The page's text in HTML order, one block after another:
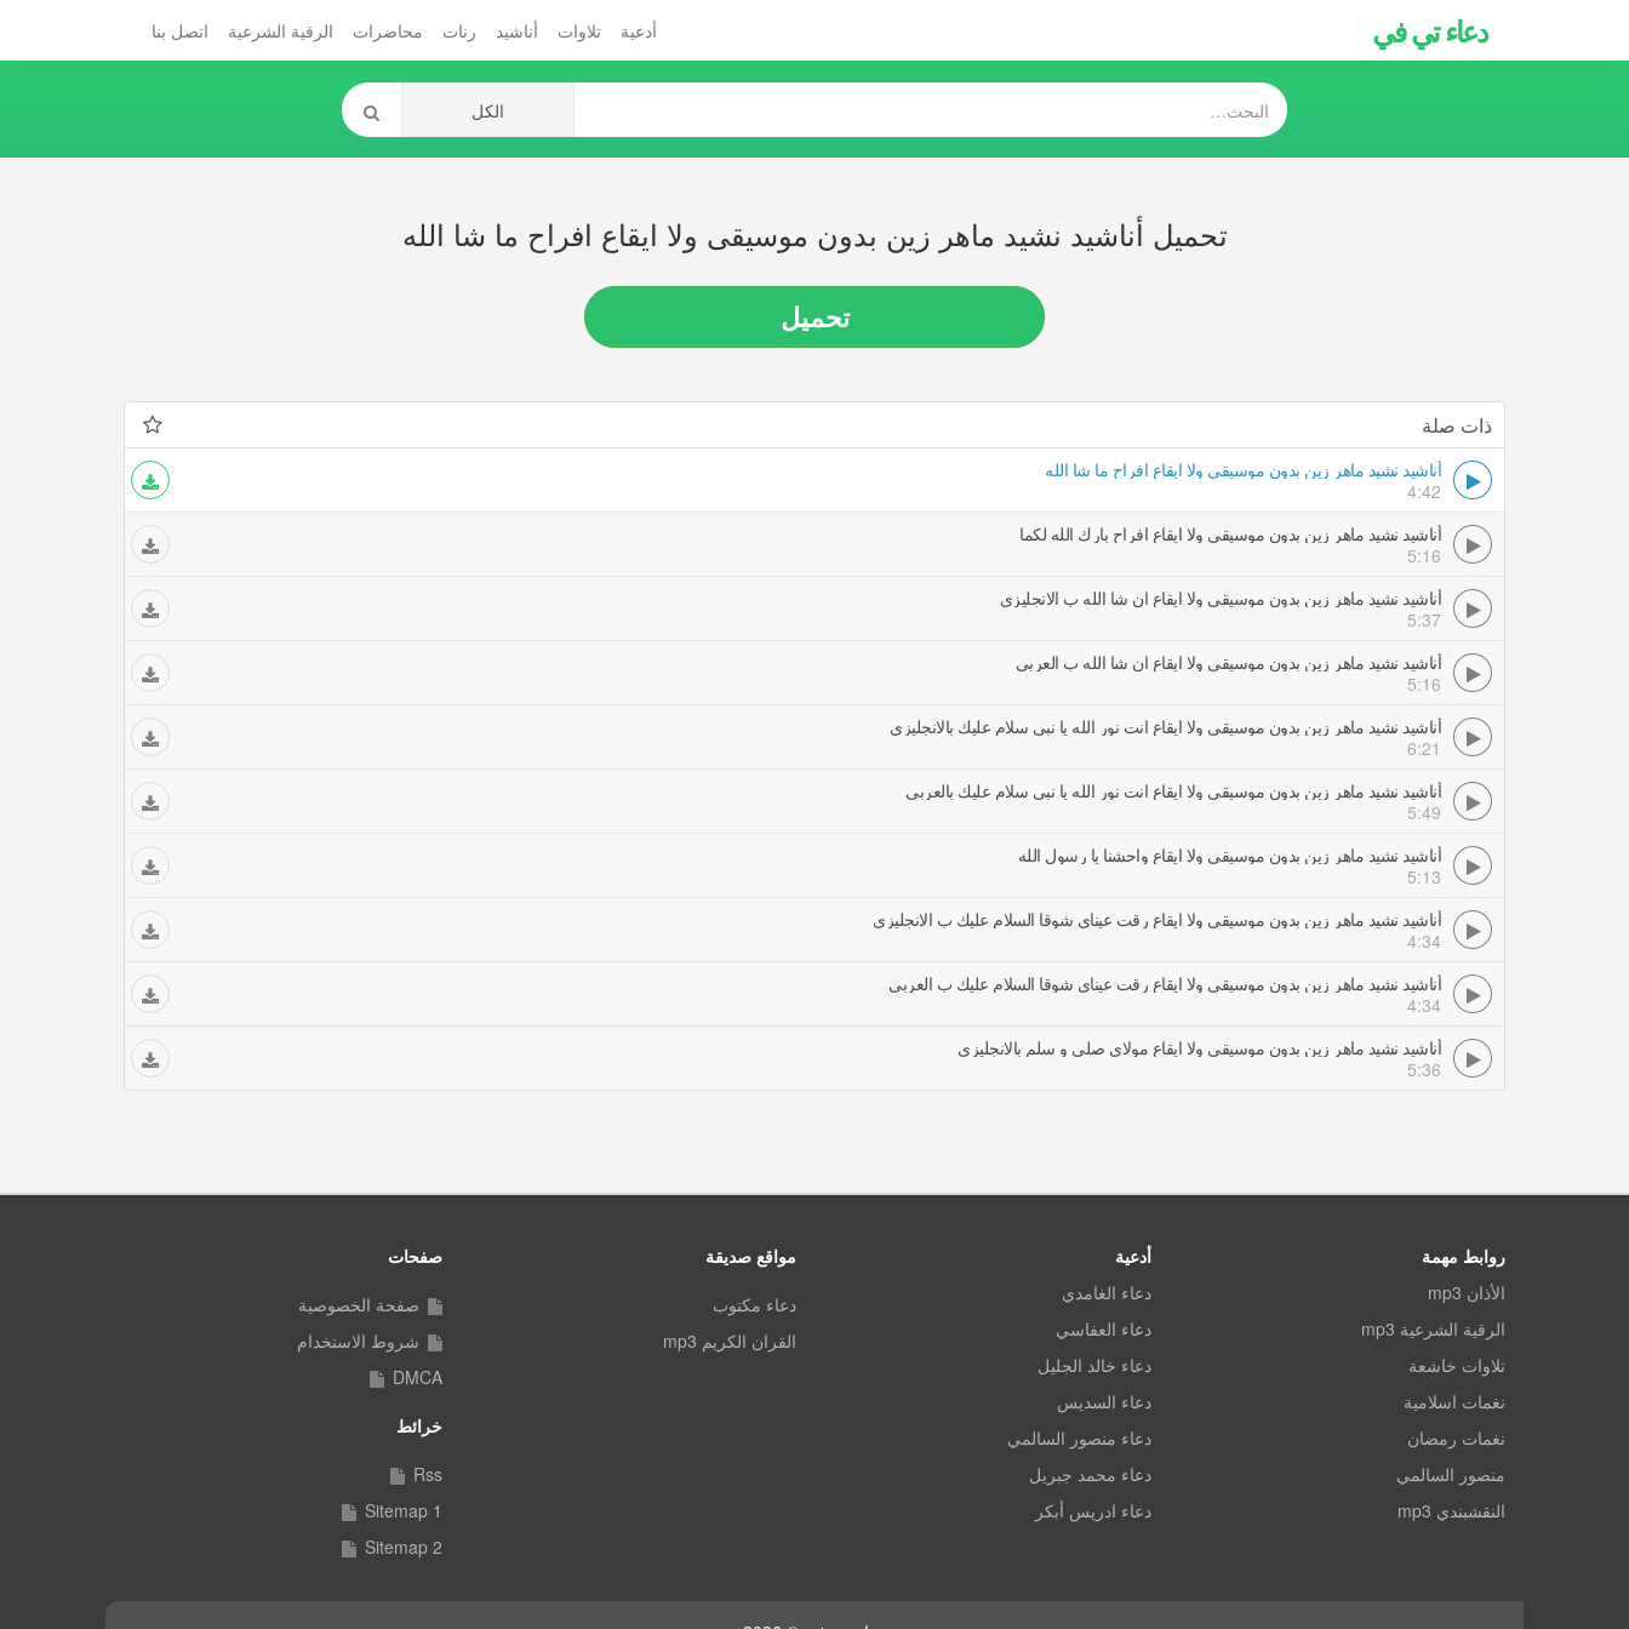
دعاء تي في أدعية تلاوات أناشيد رنات محاضرات الرقية الشرعية اتصل بنا
تحميل أناشيد نشيد ماهر زين بدون موسيقى ولا ايقاع افراح ما شا الله
تحميل
ذات صلة
أناشيد نشيد ماهر زين بدون موسيقى ولا ايقاع افراح ما شا الله
4:42
أناشيد نشيد ماهر زين بدون موسيقى ولا ايقاع افراح بارك الله لكما
5:16
أناشيد نشيد ماهر زين بدون موسيقى ولا ايقاع ان شا الله ب الانجليزي
5:37
أناشيد نشيد ماهر زين بدون موسيقى ولا ايقاع ان شا الله ب العربي
5:16
أناشيد نشيد ماهر زين بدون موسيقى ولا ايقاع انت نور الله يا نبي سلام عليك بالانجليزي
6:21
أناشيد نشيد ماهر زين بدون موسيقى ولا ايقاع انت نور الله يا نبي سلام عليك بالعربي
5:49
أناشيد نشيد ماهر زين بدون موسيقى ولا ايقاع واحشنا يا رسول الله
5:13
أناشيد نشيد ماهر زين بدون موسيقى ولا ايقاع رقت عيناي شوقا السلام عليك ب الانجليزي
4:34
أناشيد نشيد ماهر زين بدون موسيقى ولا ايقاع رقت عيناي شوقا السلام عليك ب العربي
4:34
أناشيد نشيد ماهر زين بدون موسيقى ولا ايقاع مولاي صلي و سلم بالانجليزي
5:36
روابط مهمة
الأذان mp3
الرقية الشرعية mp3
تلاوات خاشعة
نغمات اسلامية
نغمات رمضان
منصور السالمي
النقشبندي mp3
أدعية
دعاء الغامدي
دعاء العفاسي
دعاء خالد الجليل
دعاء السديس
دعاء منصور السالمي
دعاء محمد جبريل
دعاء ادريس أبكر
مواقع صديقة
دعاء مكتوب
القران الكريم mp3
صفحات
صفحة الخصوصية
شروط الاستخدام
DMCA
خرائط
Rss
Sitemap 1
Sitemap 2